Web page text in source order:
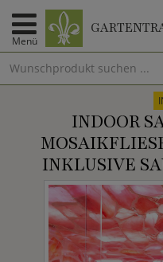
Menü
INDOOR
INKLUSIVE